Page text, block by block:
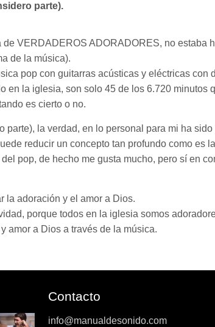
parte).
VERDADEROS ADORADORES, no estaba
de la música).
pop con guitarras acústicas y eléctricas con
en la iglesia, son solo 45 de los 6.720 minutos
es cierto o no.
la verdad, en lo personal para mi ha
reducir un concepto tan profundo como es la
pop, de hecho me gusta mucho, pero sí en
la adoración y el amor a Dios.
porque todos en la iglesia somos
amor a Dios a través de la música.
Contacto
info@manualdesonido.com